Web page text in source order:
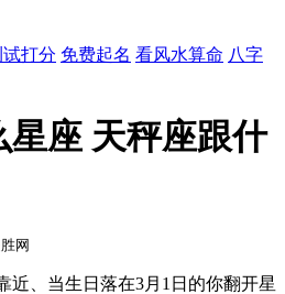
打分 免费起名 看风水算命 八字
星座 天秤座跟什
网
近、当生日落在3月1日的你翻开星